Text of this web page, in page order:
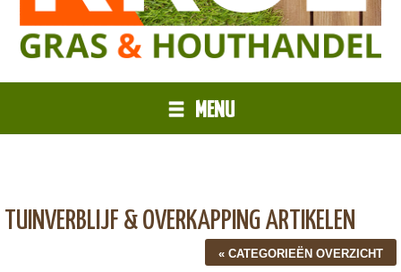
MENU
TUINVERBLIJF & OVERKAPPING ARTIKELEN